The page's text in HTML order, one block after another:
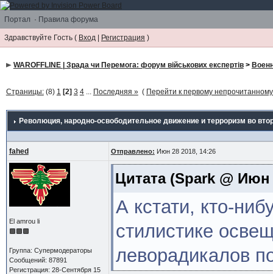
Портал · Правила форума
Здравствуйте Гость ( Вход | Регистрация )
WAROFFLINE | Зрада чи Перемога: форум військових експертів>
Страницы:(8) 1 [2] 3 4... Последняя » ( Перейти к первому
Революция, народно-освободительное движение и терроризм во
fahed Отправлено: Июн 28 2018, 14:26
El amrou li
Группа: Супермодераторы
Сообщений: 87891
Регистрация: 28-Сентября 15
Цитата(Spark @ Июн
А кстати, кто-
стилистике
леворадикалов